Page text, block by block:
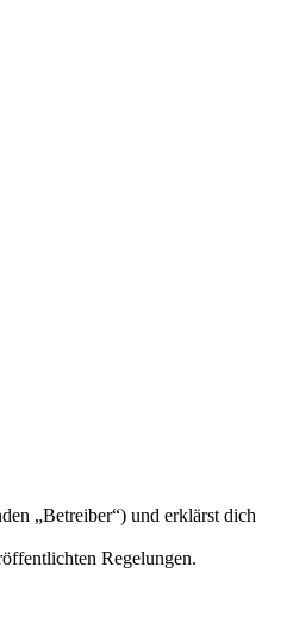
„Betreiber“) und erklärst dich
Regelungen.